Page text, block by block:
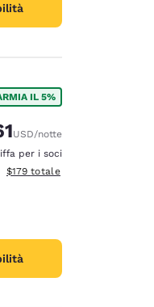
IL 5%
scontata:
USD/notte
per i soci
Visualizza i dettagli totali
$179 totale